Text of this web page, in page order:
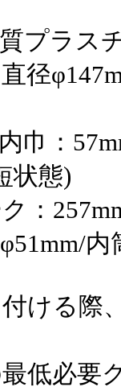
プラス
径
巾：
状態)
：
内
ける際
低必要